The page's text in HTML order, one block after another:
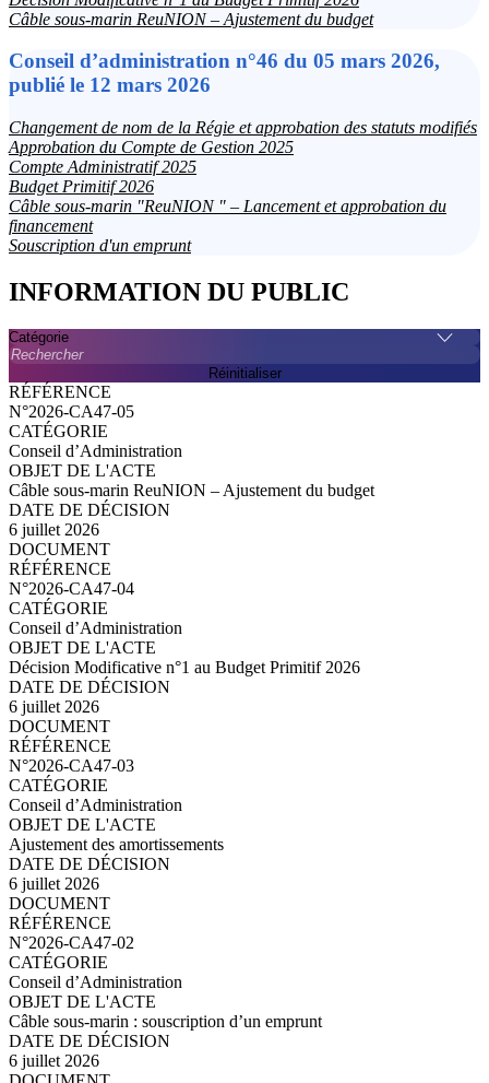
Câble sous-marin ReuNION – Ajustement du budget
Conseil d’administration n°46 du 05 mars 2026,
publié le 12 mars 2026
Changement de nom de la Régie et approbation des statuts modifiés
Approbation du Compte de Gestion 2025
Compte Administratif 2025
Budget Primitif 2026
Câble sous-marin "ReuNION " – Lancement et approbation du
financement
Souscription d'un emprunt
INFORMATION DU PUBLIC
Catégorie
Rechercher
Réinitialiser
N°2026-CA47-05
Conseil d’Administration
Câble sous-marin ReuNION – Ajustement du budget
6 juillet 2026
N°2026-CA47-04
Conseil d’Administration
Décision Modificative n°1 au Budget Primitif 2026
6 juillet 2026
N°2026-CA47-03
Conseil d’Administration
Ajustement des amortissements
6 juillet 2026
N°2026-CA47-02
Conseil d’Administration
Câble sous-marin : souscription d’un emprunt
6 juillet 2026